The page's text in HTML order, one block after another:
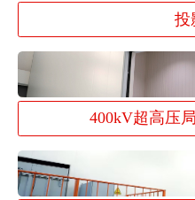
投
400kV超高压